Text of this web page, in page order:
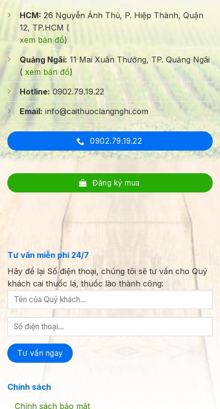
HCM: 26 Nguyễn Ảnh Thủ, P. Hiệp Thành, Quận
12, TP.HCM (
xem bản đồ)
Quảng Ngãi: 11 Mai Xuân Thưởng, TP. Quảng Ngãi
( xem bản đồ)
Hotline:0902.79.19.22
Email: info@caithuoclangnghi.com
0902.79.19.22
Đăng ký mua
Tư vấn miễn phí 24/7
Hãy để lại Số điện thoại, chúng tôi sẽ tư vấn cho Quý
khách cai thuốc lá, thuốc lào thành công:
Chính sách
Chính sách bảo mật